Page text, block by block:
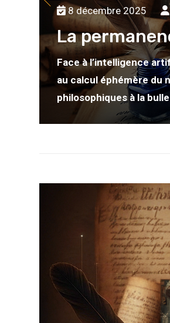
8 décembre 2025
La
Face à l’intelligence
au calcul éphémère du
philosophiques à la